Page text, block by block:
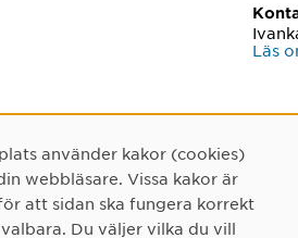
Läs
Umeå universitet
använder kakor (cookies)
webbläsare. Vissa kakor är
att sidan ska fungera korrekt
Du väljer vilka du vill